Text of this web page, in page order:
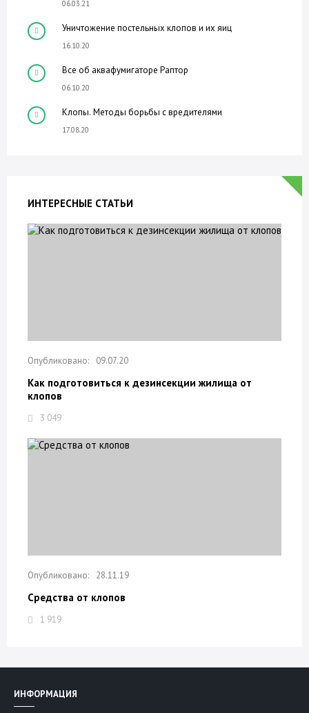
06.03.21
Уничтожение постельных клопов и их яиц
16.10.20
Все об аквафумигаторе Раптор
06.10.20
Клопы. Методы борьбы с вредителями
17.08.20
ИНТЕРЕСНЫЕ СТАТЬИ
09.07.20
Как подготовиться к дезинсекции жилища от
клопов
3 049
28.11.19
Средства от клопов
1 919
ИНФОРМАЦИЯ